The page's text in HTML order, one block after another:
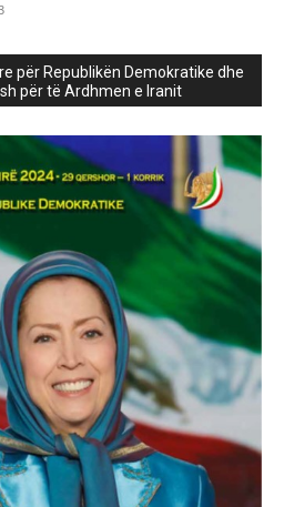
për Republikën Demokratike dhe
për të Ardhmen e Iranit